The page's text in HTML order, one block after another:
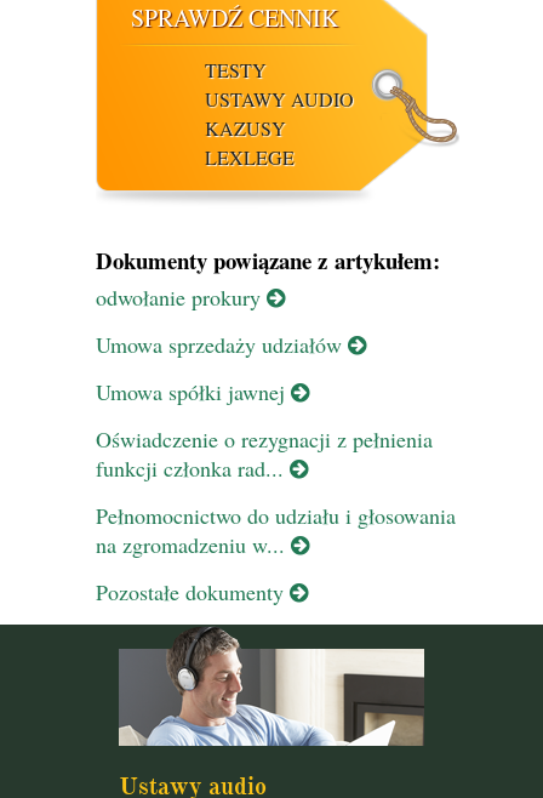
SPRAWDŹ CENNIK
TESTY
USTAWY AUDIO
KAZUSY
LEXLEGE
Dokumenty powiązane z artykułem:
odwołanie prokury
Umowa sprzedaży udziałów
Umowa spółki jawnej
Oświadczenie o rezygnacji z pełnienia
funkcji członka rad...
Pełnomocnictwo do udziału i głosowania
na zgromadzeniu w...
Pozostałe dokumenty
Ustawy audio